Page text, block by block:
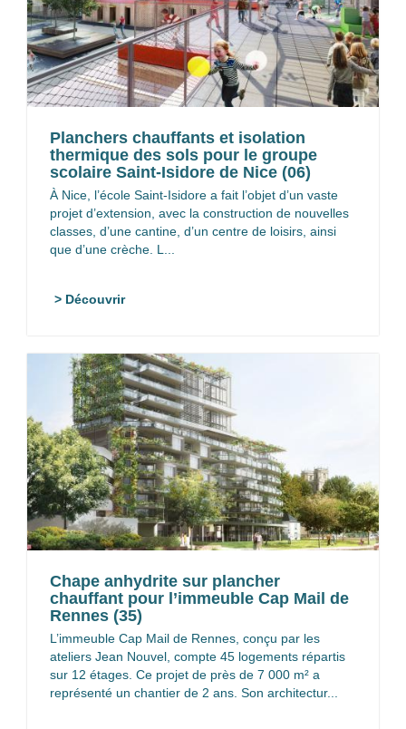
Planchers chauffants et isolation
thermique des sols pour le groupe
scolaire Saint-Isidore de Nice (06)
À Nice, l’école Saint-Isidore a fait l’objet d’un vaste
projet d’extension, avec la construction de nouvelles
classes, d’une cantine, d’un centre de loisirs, ainsi
que d’une crèche. L...
> Découvrir
Chape anhydrite sur plancher
chauffant pour l’immeuble Cap Mail de
Rennes (35)
L’immeuble Cap Mail de Rennes, conçu par les
ateliers Jean Nouvel, compte 45 logements répartis
sur 12 étages. Ce projet de près de 7 000 m² a
représenté un chantier de 2 ans. Son architectur...